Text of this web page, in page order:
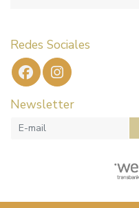
Redes Sociales
Newsletter